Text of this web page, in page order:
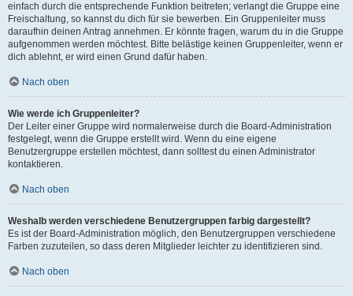
einfach durch die entsprechende Funktion beitreten; verlangt die Gruppe eine
Freischaltung, so kannst du dich für sie bewerben. Ein Gruppenleiter muss
daraufhin deinen Antrag annehmen. Er könnte fragen, warum du in die Gruppe
aufgenommen werden möchtest. Bitte belästige keinen Gruppenleiter, wenn er
dich ablehnt, er wird einen Grund dafür haben.
Nach oben
Wie werde ich Gruppenleiter?
Der Leiter einer Gruppe wird normalerweise durch die Board-Administration
festgelegt, wenn die Gruppe erstellt wird. Wenn du eine eigene
Benutzergruppe erstellen möchtest, dann solltest du einen Administrator
kontaktieren.
Nach oben
Weshalb werden verschiedene Benutzergruppen farbig dargestellt?
Es ist der Board-Administration möglich, den Benutzergruppen verschiedene
Farben zuzuteilen, so dass deren Mitglieder leichter zu identifizieren sind.
Nach oben